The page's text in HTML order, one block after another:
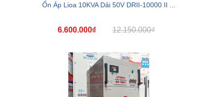
Ổn Áp Lioa 10KVA Dải 50V DRII-10000 II ...
6.600.000₫ 12.150.000₫